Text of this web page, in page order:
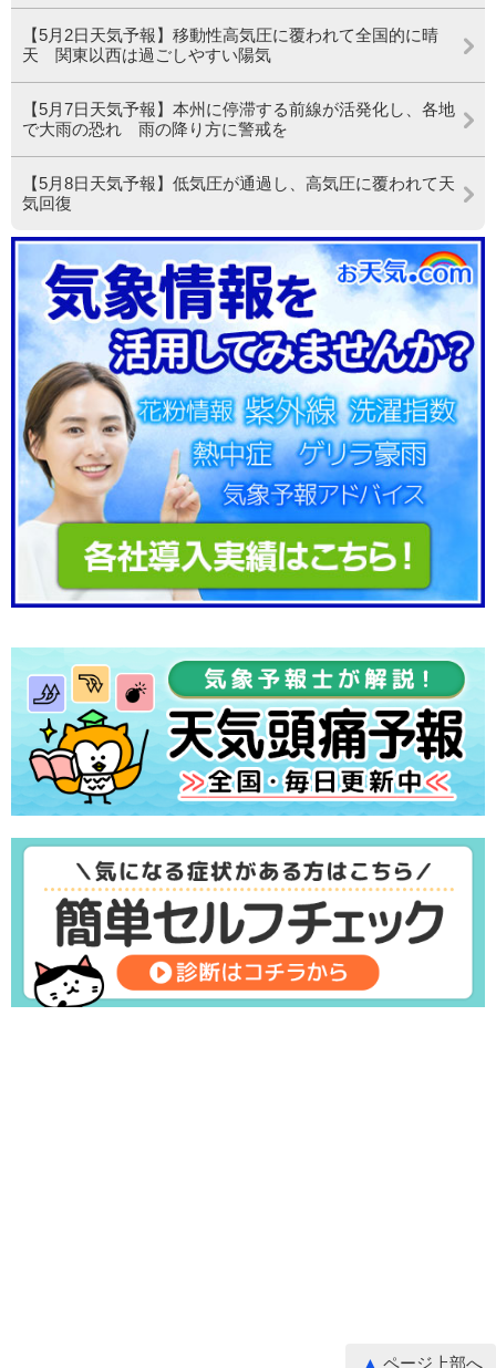
【5月2日天気予報】移動性高気圧に覆われて全国的に晴
天 関東以西は過ごしやすい陽気
【5月7日天気予報】本州に停滞する前線が活発化し、各地
で大雨の恐れ 雨の降り方に警戒を
【5月8日天気予報】低気圧が通過し、高気圧に覆われて天
気回復
ページ上部へ